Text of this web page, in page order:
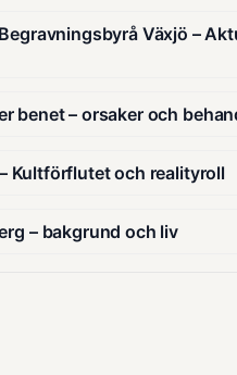
Växjö –
benet – orsaker och
Kultförflutet och realityroll
– bakgrund och liv